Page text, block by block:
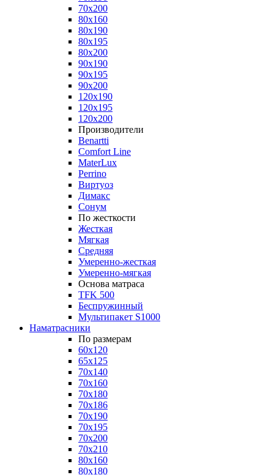
70x200
80x160
80x190
80x195
80x200
90x190
90x195
90x200
120x190
120x195
120x200
Производители
Benartti
Comfort Line
MaterLux
Perrino
Виртуоз
Димакс
Сонум
По жесткости
Жесткая
Мягкая
Средняя
Умеренно-жесткая
Умеренно-мягкая
Основа матраса
TFK 500
Беспружинный
Мультипакет S1000
Наматрасники
По размерам
60x120
65x125
70x140
70x160
70x180
70x186
70x190
70x195
70x200
70x210
80x160
80x180